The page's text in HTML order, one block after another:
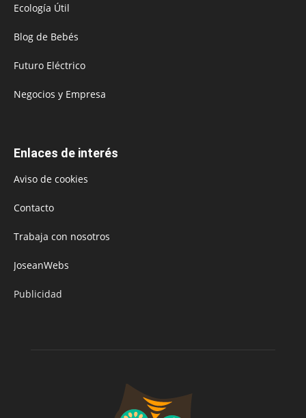
Ecología Útil
Blog de Bebés
Futuro Eléctrico
Negocios y Empresa
Enlaces de interés
Aviso de cookies
Contacto
Trabaja con nosotros
JoseanWebs
Publicidad